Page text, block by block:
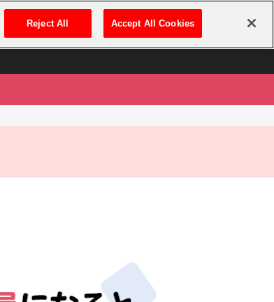
ログイン・新規登録
Reject All Accept All Cookies